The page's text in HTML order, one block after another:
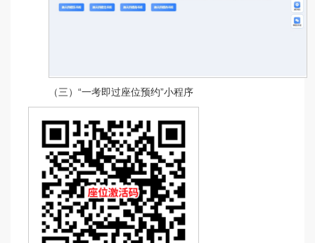
（三）“一考即过座位预约”小程序